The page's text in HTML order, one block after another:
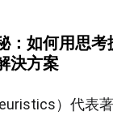
：如何用思考
決方案
）代表